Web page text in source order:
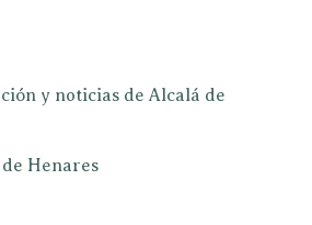
y noticias de Alcalá de
Henares